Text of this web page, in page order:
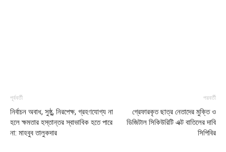
পূর্ববর্তী
নির্বাচন অবাধ, সুষ্ঠু, নিরপেক্ষ, গ্রহণযোগ্য না
হলে ক্ষমতার হস্তান্তর স্বাভাবিক হতে পারে
না: মাহবুব তালুকদার
পরবর্তী
গ্রেফারকৃত ছাত্র নেতাদের মুক্তি ও
ডিজিটাল সিকিউরিটি এক্ট বাতিলের দাবি
সিপিবির